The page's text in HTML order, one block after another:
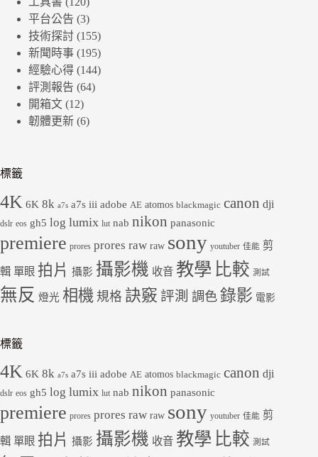
平台公告 (3)
技術探討 (155)
新聞時事 (195)
經驗心得 (144)
評測報告 (64)
開箱文 (12)
韌體更新 (6)
標籤
4K 6K 8k a7s a7s iii adobe AE atomos blackmagic canon dji
dslr eos gh5 log lumix lut nab nikon panasonic
premiere prores prores raw raw sony youtuber 佳能 剪
輯 單眼 拍片 攝影 攝影機 收音 教學 比較 測試
無反 燈光 相機 規格 訣竅 評測 調色 錄影 電影
標籤
4K 6K 8k a7s a7s iii adobe AE atomos blackmagic canon dji
dslr eos gh5 log lumix lut nab nikon panasonic
premiere prores prores raw raw sony youtuber 佳能 剪
輯 單眼 拍片 攝影 攝影機 收音 教學 比較 測試